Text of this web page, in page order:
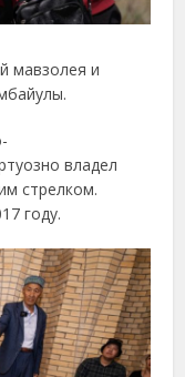
мавзолея и
владел
стрелком.
году.